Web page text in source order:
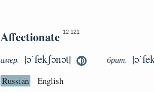
Affectionate 12 121
амер. |əˈfekʃənət| брит.
Russian English